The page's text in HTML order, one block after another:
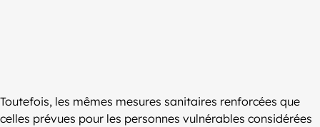
Toutefois, les mêmes mesures sanitaires renforcées que
celles prévues pour les personnes vulnérables considérées